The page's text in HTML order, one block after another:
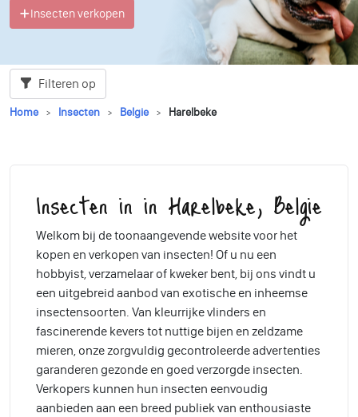
Insecten verkopen
Filteren op
Home Insecten Belgie Harelbeke
Insecten in in Harelbeke, Belgie
Welkom bij de toonaangevende website voor het
kopen en verkopen van insecten! Of u nu een
hobbyist, verzamelaar of kweker bent, bij ons vindt u
een uitgebreid aanbod van exotische en inheemse
insectensoorten. Van kleurrijke vlinders en
fascinerende kevers tot nuttige bijen en zeldzame
mieren, onze zorgvuldig gecontroleerde advertenties
garanderen gezonde en goed verzorgde insecten.
Verkopers kunnen hun insecten eenvoudig
aanbieden aan een breed publiek van enthousiaste